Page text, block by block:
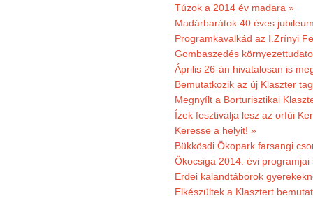
Túzok a 2014 év madara »
Madárbarátok 40 éves
Programkavalkád az I.Zrínyi
Gombaszedés
Április 26-án hivatalosan is
Bemutatkozik az új Klaszter
Megnyílt a Borturisztikai
Ízek fesztiválja lesz az orfűi
Keresse a helyit! »
Bükkösdi Ökopark farsangi
Ökocsiga 2014. évi programjai
Erdei kalandtáborok
Elkészültek a Klasztert